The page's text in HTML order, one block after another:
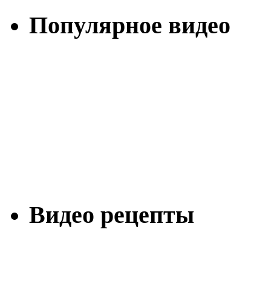
Популярное видео
Видео рецепты